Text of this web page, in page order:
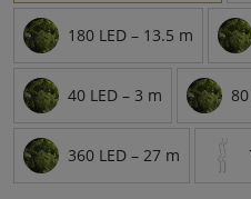
180 LED – 13.5 m
40 LED – 3 m
360 LED – 27 m